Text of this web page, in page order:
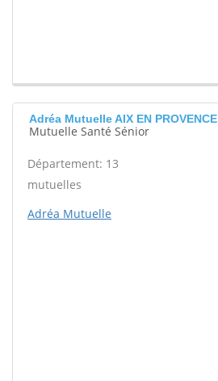
Adréa Mutuelle AIX EN PROVENCE
Mutuelle Santé Sénior
Département: 13
mutuelles
Adréa Mutuelle